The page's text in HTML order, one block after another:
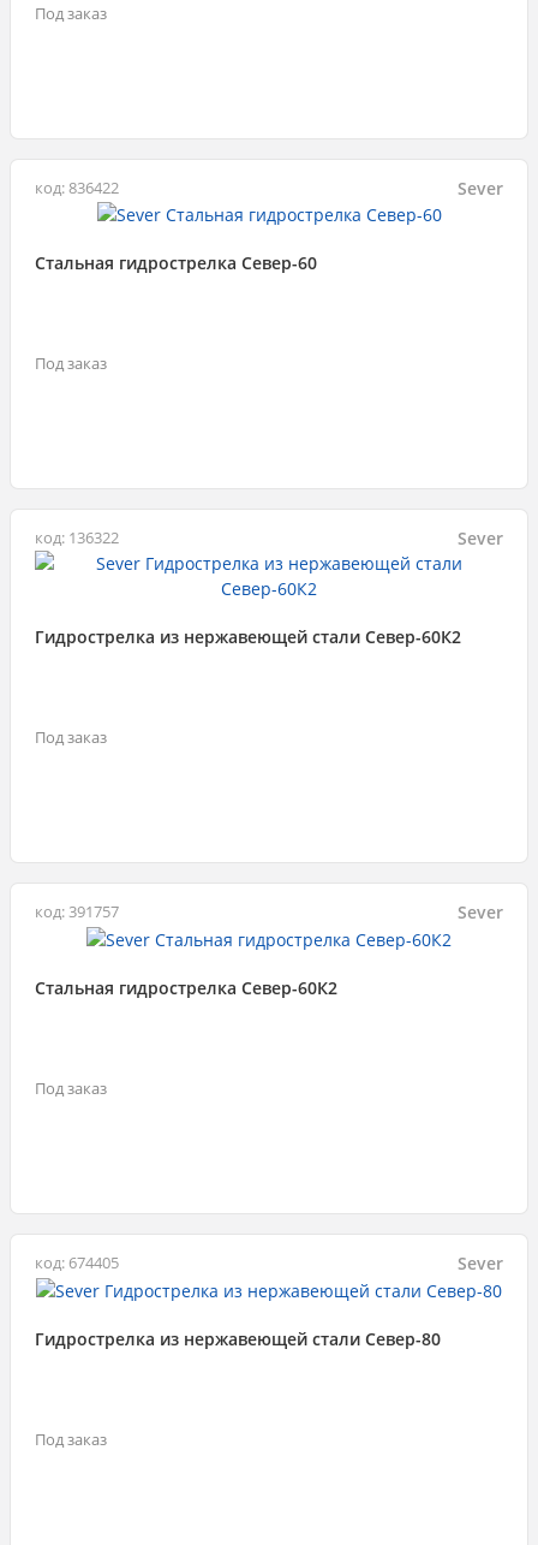
Под заказ
код: 836422 Sever
Стальная гидрострелка Север-60
Под заказ
код: 136322 Sever
Гидрострелка из нержавеющей стали Север-60К2
Под заказ
код: 391757 Sever
Стальная гидрострелка Север-60К2
Под заказ
код: 674405 Sever
Гидрострелка из нержавеющей стали Север-80
Под заказ